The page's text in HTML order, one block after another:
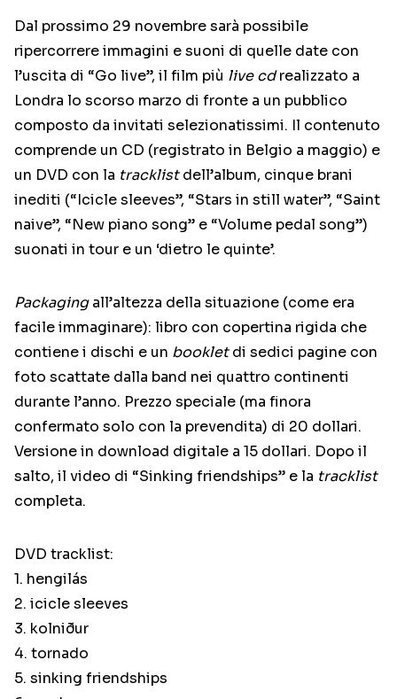
Dal prossimo 29 novembre sarà possibile
ripercorrere immagini e suoni di quelle date con
l’uscita di “Go live”, il film più live cdrealizzato a
Londra lo scorso marzo di fronte a un pubblico
composto da invitati selezionatissimi. Il contenuto
comprende un CD (registrato in Belgio a maggio) e
un DVD con la tracklistdell’album, cinque brani
inediti (“Icicle sleeves”, “Stars in still water”, “Saint
naive”, “New piano song” e “Volume pedal song”)
suonati in tour e un ‘dietro le quinte’.
Packagingall’altezza della situazione (come era
facile immaginare): libro con copertina rigida che
contiene i dischi e un bookletdi sedici pagine con
foto scattate dalla band nei quattro continenti
durante l’anno. Prezzo speciale (ma finora
confermato solo con la prevendita) di 20 dollari.
Versione in download digitale a 15 dollari. Dopo il
salto, il video di “Sinking friendships” e la tracklist
completa.
DVD tracklist:
1. hengilás
2. icicle sleeves
3. kolniður
4. tornado
5. sinking friendships